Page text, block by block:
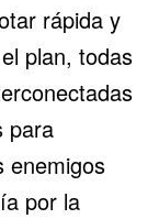
rápida y
plan, todas
para
enemigos
por la